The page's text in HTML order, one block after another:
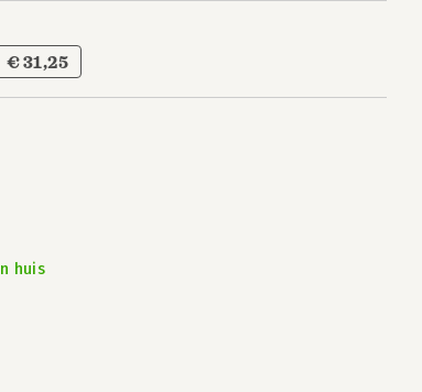
€ 31,25
huis